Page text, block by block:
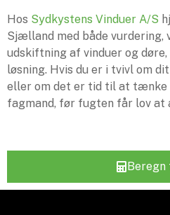
Hos Sydkystens Vinduer A/S
Sjælland med både vurdering,
udskiftning af vinduer og
løsning. Hvis du er i tvivl om
eller om det er tid til at tænke
fagmand, før fugten får lov at
Beregn